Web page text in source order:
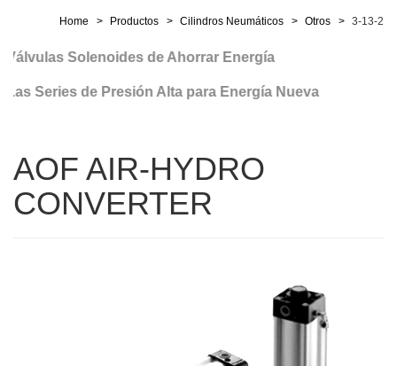
Home Productos Cilindros Neumáticos Otros 3-13-2
Solenoides de Ahorrar Energía
Series de Presión Alta para Energía Nueva
AOF AIR-HYDRO
CONVERTER